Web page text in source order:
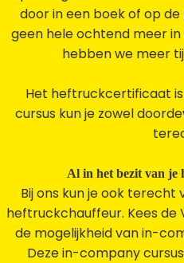
door in een boek of op
geen hele ochtend meer
hebben we meer
Het heftruckcertificaat
cursus kun je zowel
Al in het bezit van je
Bij ons kun je ook terecht
heftruckchauffeur. Kees de
de mogelijkheid van in-
Deze in-company